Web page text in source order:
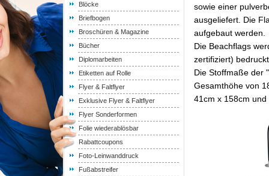
Blöcke
Briefbogen
Broschüren & Magazine
Bücher
Diplomarbeiten
Etiketten auf Rolle
Flyer & Faltflyer
Exklusive Flyer & Faltflyer
Flyer Sonderformen
Folie wiederablösbar
Rabattcoupons
Foto-Leinwanddruck
Fußabstreifer
sowie einer
ausgeliefert. Die
aufgebaut werden.
Die Beachflags
zertifiziert)
Die Stoffmaße der
Gesamthöhe von
41cm x 158cm